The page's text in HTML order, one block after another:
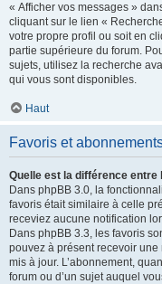
« Afficher vos messages »
cliquant sur le lien «
votre propre profil ou soit en
partie supérieure du forum.
sujets, utilisez la recherche
qui vous sont disponibles.
Haut
Favoris et
Quelle est la différence
Dans phpBB 3.0, la
favoris était similaire à celle
receviez aucune notification
Dans phpBB 3.3, les favoris
pouvez à présent recevoir une
mis à jour. L’abonnement,
forum ou d’un sujet auquel